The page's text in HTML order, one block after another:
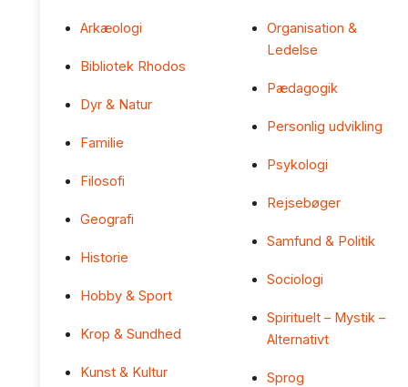
Arkæologi
Bibliotek Rhodos
Dyr & Natur
Familie
Filosofi
Geografi
Historie
Hobby & Sport
Krop & Sundhed
Kunst & Kultur
Organisation &
Ledelse
Pædagogik
Personlig udvikling
Psykologi
Rejsebøger
Samfund & Politik
Sociologi
Spirituelt – Mystik –
Alternativt
Sprog